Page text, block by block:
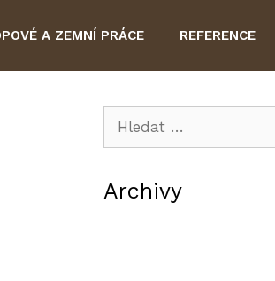
A ZEMNÍ PRÁCE REFERENCE
Hledat:
Archivy